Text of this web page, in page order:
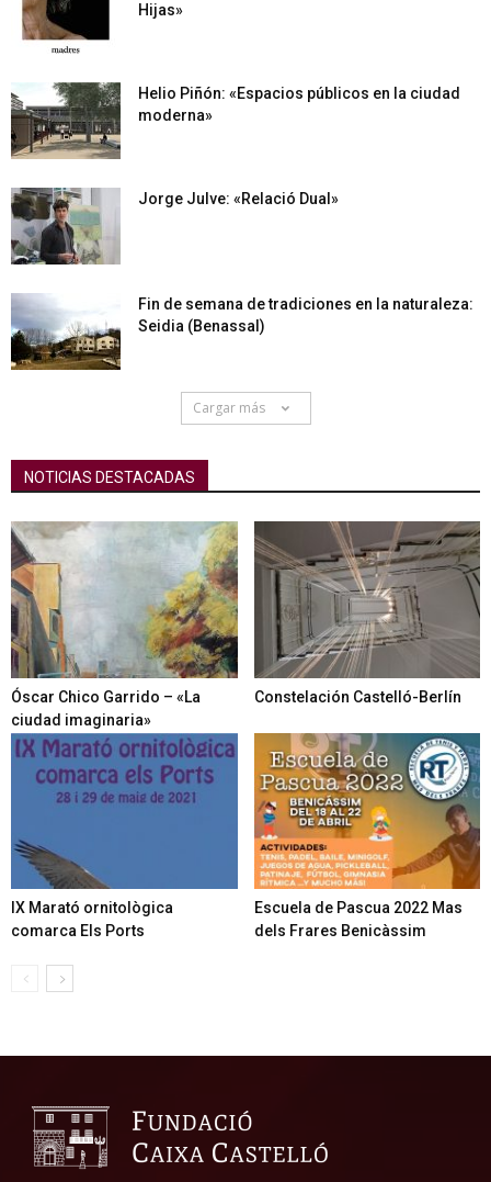
Hijas»
Helio Piñón: «Espacios públicos en la ciudad
moderna»
Jorge Julve: «Relació Dual»
Fin de semana de tradiciones en la naturaleza:
Seidia (Benassal)
Cargar más
NOTICIAS DESTACADAS
Óscar Chico Garrido – «La
ciudad imaginaria»
Constelación Castelló-Berlín
IX Marató ornitològica
comarca Els Ports
Escuela de Pascua 2022 Mas
dels Frares Benicàssim